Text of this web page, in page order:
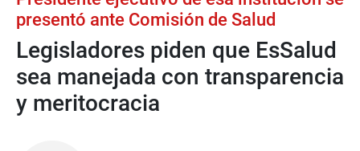
presentó ante Comisión de Salud
Legisladores piden que EsSalud
sea manejada con transparencia
y meritocracia